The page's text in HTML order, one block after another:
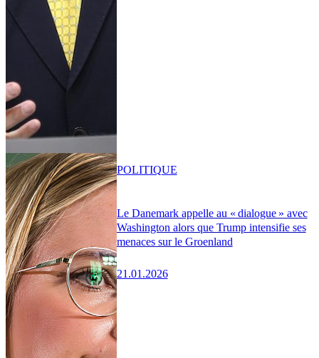
Le Danemark appelle au « dialogue » avec
Washington alors que Trump intensifie ses
menaces sur le Groenland
21.01.2026
POLITIQUE